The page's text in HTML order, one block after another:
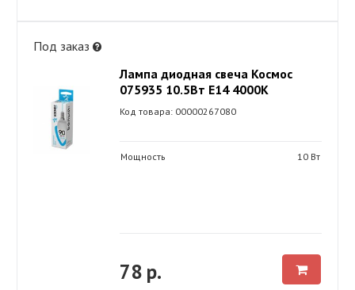
Под заказ
Лампа диодная свеча Космос
075935 10.5Вт Е14 4000К
Код товара: 00000267080
Мощность 10 Вт
78 р.